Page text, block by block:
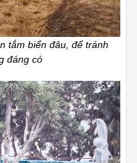
tắm biển đâu, để tránh
đáng có